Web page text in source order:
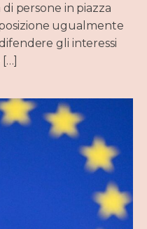
persone in piazza
ugualmente
gli interessi